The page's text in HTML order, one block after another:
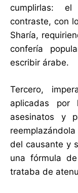
cumplirlas: el
contraste, con
Sharía,
confería
escribir árabe.
Tercero,
aplicadas por
asesinatos y
del causante y
una fórmula
trataba de